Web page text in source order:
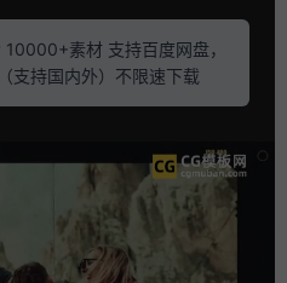
素材 支持百度网盘，
支持国内外）不限速下载